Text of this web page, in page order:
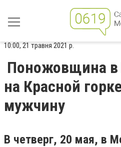
10:00, 21 травня 2021 р.
Поножовщина в
на Красной
мужчину
В четверг, 20 мая, в